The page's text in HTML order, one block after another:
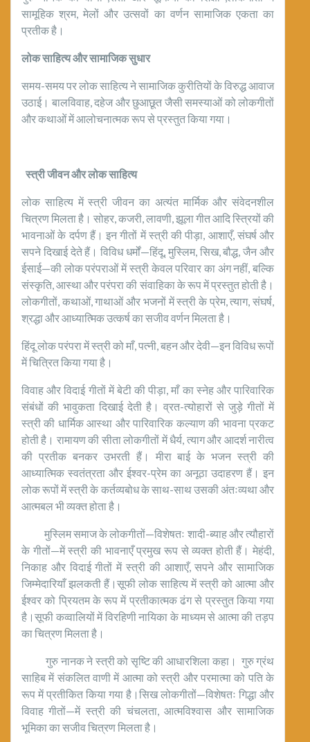
सामूहिक श्रम, मेलों और उत्सवों का वर्णन सामाजिक एकता का
प्रतीक है।
लोक साहित्य और सामाजिक सुधार
समय-समय पर लोक साहित्य ने सामाजिक कुरीतियों के विरुद्ध आवाज
उठाई। बालविवाह, दहेज और छुआछूत जैसी समस्याओं को लोकगीतों
और कथाओं में आलोचनात्मक रूप से प्रस्तुत किया गया।
स्त्री जीवन और लोक साहित्य
लोक साहित्य में स्त्री जीवन का अत्यंत मार्मिक और संवेदनशील
चित्रण मिलता है। सोहर, कजरी, लावणी, झूला गीत आदि स्त्रियों की
भावनाओं के दर्पण हैं। इन गीतों में स्त्री की पीड़ा, आशाएँ, संघर्ष और
सपने दिखाई देते हैं। विविध धर्मों—हिंदू, मुस्लिम, सिख, बौद्ध, जैन और
ईसाई—की लोक परंपराओं में स्त्री केवल परिवार का अंग नहीं, बल्कि
संस्कृति, आस्था और परंपरा की संवाहिका के रूप में प्रस्तुत होती है।
लोकगीतों, कथाओं, गाथाओं और भजनों में स्त्री के प्रेम, त्याग, संघर्ष,
श्रद्धा और आध्यात्मिक उत्कर्ष का सजीव वर्णन मिलता है।
हिंदू लोक परंपरा में स्त्री को माँ, पत्नी, बहन और देवी—इन विविध रूपों
में चित्रित किया गया है।
विवाह और विदाई गीतों में बेटी की पीड़ा, माँ का स्नेह और पारिवारिक
संबंधों की भावुकता दिखाई देती है। व्रत-त्योहारों से जुड़े गीतों में
स्त्री की धार्मिक आस्था और पारिवारिक कल्याण की भावना प्रकट
होती है। रामायण की सीता लोकगीतों में धैर्य, त्याग और आदर्श नारीत्व
की प्रतीक बनकर उभरती हैं। मीरा बाई के भजन स्त्री की
आध्यात्मिक स्वतंत्रता और ईश्वर-प्रेम का अनूठा उदाहरण हैं। इन
लोक रूपों में स्त्री के कर्तव्यबोध के साथ-साथ उसकी अंतःव्यथा और
आत्मबल भी व्यक्त होता है।
मुस्लिम समाज के लोकगीतों—विशेषतः शादी-ब्याह और त्यौहारों
के गीतों—में स्त्री की भावनाएँ प्रमुख रूप से व्यक्त होती हैं। मेहंदी,
निकाह और विदाई गीतों में स्त्री की आशाएँ, सपने और सामाजिक
जिम्मेदारियाँ झलकती हैं।सूफी लोक साहित्य में स्त्री को आत्मा और
ईश्वर को प्रियतम के रूप में प्रतीकात्मक ढंग से प्रस्तुत किया गया
है।सूफी कव्वालियों में विरहिणी नायिका के माध्यम से आत्मा की तड़प
का चित्रण मिलता है।
गुरु नानक ने स्त्री को सृष्टि की आधारशिला कहा। गुरु ग्रंथ
साहिब में संकलित वाणी में आत्मा को स्त्री और परमात्मा को पति के
रूप में प्रतीकित किया गया है।सिख लोकगीतों—विशेषतः गिद्धा और
विवाह गीतों—में स्त्री की चंचलता, आत्मविश्वास और सामाजिक
भूमिका का सजीव चित्रण मिलता है।